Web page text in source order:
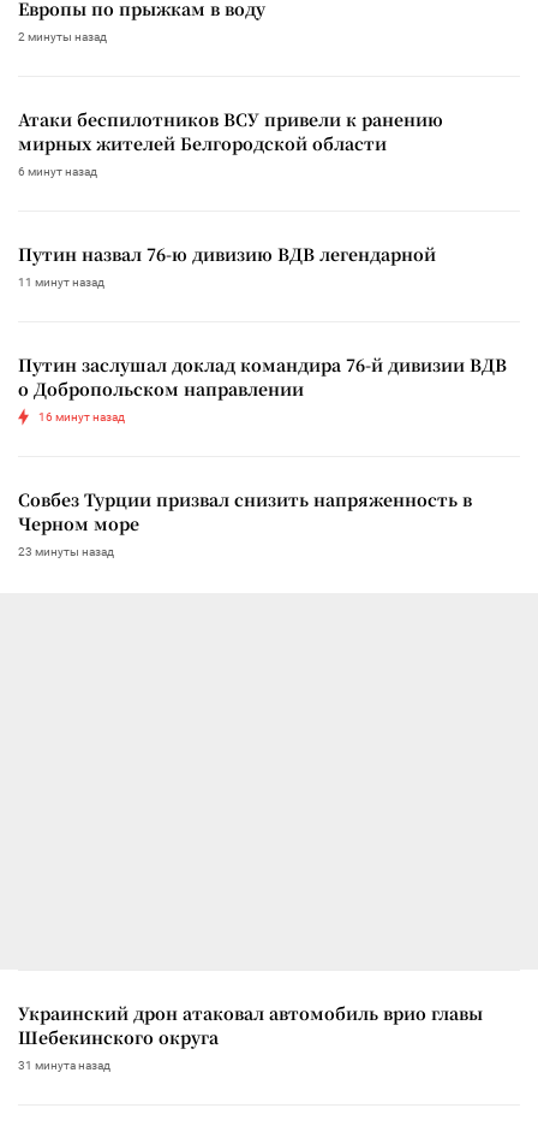
Европы по прыжкам в воду
2 минуты назад
Атаки беспилотников ВСУ привели к ранению
мирных жителей Белгородской области
6 минут назад
Путин назвал 76-ю дивизию ВДВ легендарной
11 минут назад
Путин заслушал доклад командира 76-й дивизии ВДВ
о Добропольском направлении
16 минут назад
Совбез Турции призвал снизить напряженность в
Черном море
23 минуты назад
Украинский дрон атаковал автомобиль врио главы
Шебекинского округа
31 минута назад